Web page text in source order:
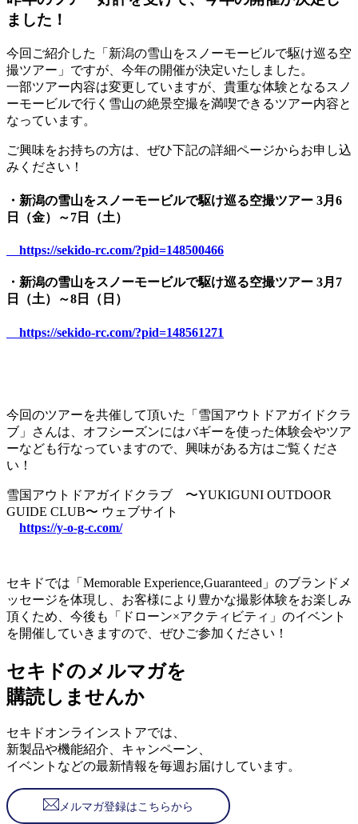
ました！
今回ご紹介した「新潟の雪山をスノーモービルで駆け巡る空
撮ツアー」ですが、今年の開催が決定いたしました。
一部ツアー内容は変更していますが、貴重な体験となるスノ
ーモービルで行く雪山の絶景空撮を満喫できるツアー内容と
なっています。
ご興味をお持ちの方は、ぜひ下記の詳細ページからお申し込
みください！
・新潟の雪山をスノーモービルで駆け巡る空撮ツアー 3月6
日（金）～7日（土）
https://sekido-rc.com/?pid=148500466
・新潟の雪山をスノーモービルで駆け巡る空撮ツアー 3月7
日（土）～8日（日）
https://sekido-rc.com/?pid=148561271
今回のツアーを共催して頂いた「雪国アウトドアガイドクラ
ブ」さんは、オフシーズンにはバギーを使った体験会やツア
ーなども行なっていますので、興味がある方はご覧くださ
い！
雪国アウトドアガイドクラブ 〜YUKIGUNI OUTDOOR
GUIDE CLUB〜 ウェブサイト
https://y-o-g-c.com/
セキドでは「Memorable Experience,Guaranteed」のブランドメ
ッセージを体現し、お客様により豊かな撮影体験をお楽しみ
頂くため、今後も「ドローン×アクティビティ」のイベント
を開催していきますので、ぜひご参加ください！
セキドのメルマガを
購読しませんか
セキドオンラインストアでは、
新製品や機能紹介、キャンペーン、
イベントなどの最新情報を毎週お届けしています。
メルマガ登録はこちらから